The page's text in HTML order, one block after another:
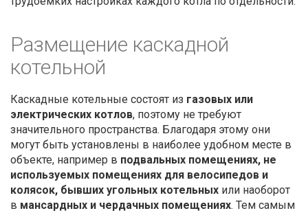
Размещение каскадной
котельной
Каскадные котельные состоят из газовых или
электрических котлов, поэтому не требуют
значительного пространства. Благодаря этому они
могут быть установлены в наиболее удобном месте в
объекте, например в подвальных помещениях, не
используемых помещениях для велосипедов и
колясок, бывших угольных котельных или наоборот
в мансардных и чердачных помещениях. Тем самым